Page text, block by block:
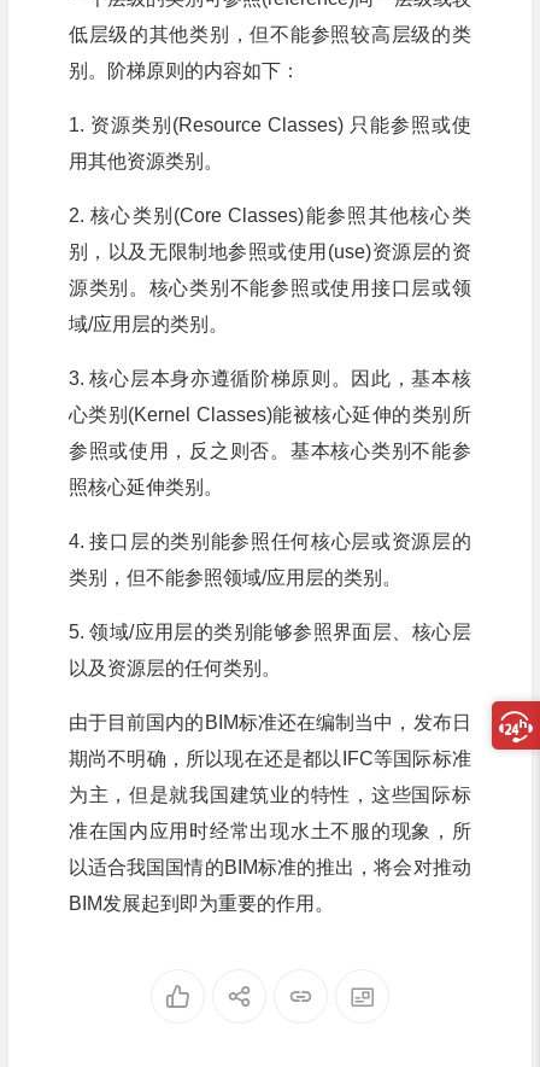
低层级的其他类别，但不能参照较高层级的类
别。阶梯原则的内容如下：
1. 资源类别(Resource Classes) 只能参照或使
用其他资源类别。
2. 核心类别(Core Classes)能参照其他核心类
别，以及无限制地参照或使用(use)资源层的资
源类别。核心类别不能参照或使用接口层或领
域/应用层的类别。
3. 核心层本身亦遵循阶梯原则。因此，基本核
心类别(Kernel Classes)能被核心延伸的类别所
参照或使用，反之则否。基本核心类别不能参
照核心延伸类别。
4. 接口层的类别能参照任何核心层或资源层的
类别，但不能参照领域/应用层的类别。
5. 领域/应用层的类别能够参照界面层、核心层
以及资源层的任何类别。
由于目前国内的BIM标准还在编制当中，发布日
期尚不明确，所以现在还是都以IFC等国际标准
为主，但是就我国建筑业的特性，这些国际标
准在国内应用时经常出现水土不服的现象，所
以适合我国国情的BIM标准的推出，将会对推动
BIM发展起到即为重要的作用。